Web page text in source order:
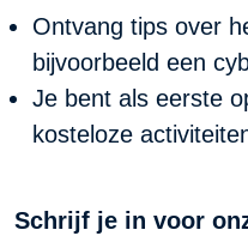
Ontvang tips over
bijvoorbeeld een
Je bent als eerste
kosteloze
Schrijf je in voor